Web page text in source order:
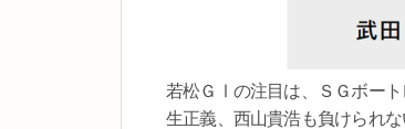
若松ＧⅠの注目は、ＳＧボー
生正義、西山貴浩も負けられ